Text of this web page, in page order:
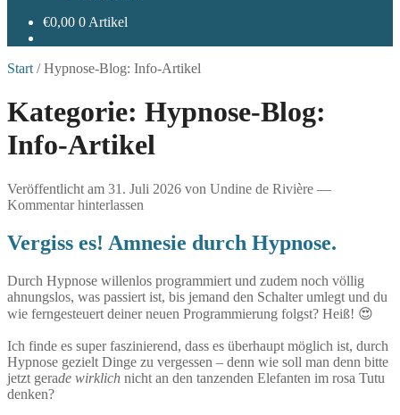
€0,00 0 Artikel
Start /Hypnose-Blog: Info-Artikel
Kategorie: Hypnose-Blog:
Info-Artikel
Veröffentlicht am 31. Juli 2026 von Undine de Rivière —
Kommentar hinterlassen
Vergiss es! Amnesie durch Hypnose.
Durch Hypnose willenlos programmiert und zudem noch völlig
ahnungslos, was passiert ist, bis jemand den Schalter umlegt und du
wie ferngesteuert deiner neuen Programmierung folgst? Heiß! 😍
Ich finde es super faszinierend, dass es überhaupt möglich ist, durch
Hypnose gezielt Dinge zu vergessen – denn wie soll man denn bitte
jetzt gerade wirklich nicht an den tanzenden Elefanten im rosa Tutu
denken?